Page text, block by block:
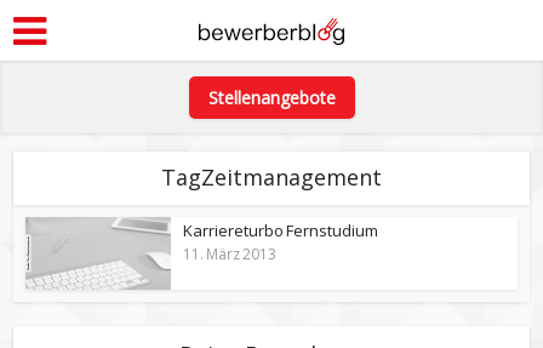
Stellenangebote
TagZeitmanagement
Karriereturbo Fernstudium
11. März 2013